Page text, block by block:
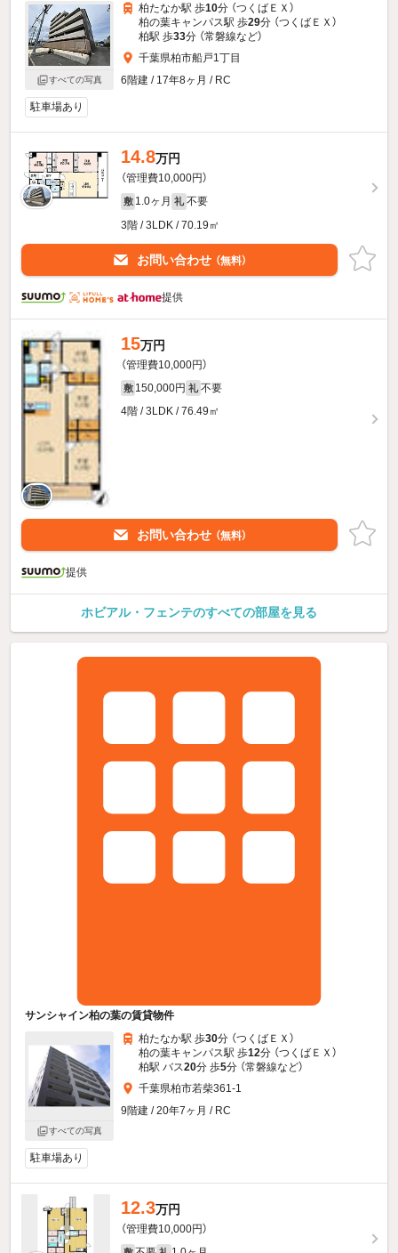
すべての写真
柏たなか駅 歩10分 （つくばＥＸ）
柏の葉キャンパス駅 歩29分 （つくばＥＸ）
柏駅 歩33分 （常磐線など）
千葉県柏市船戸1丁目
6階建 / 17年8ヶ月 / RC
駐車場あり
14.8万円
（管理費10,000円）
敷 1.0ヶ月 礼 不要
3階 / 3LDK / 70.19㎡
お問い合わせ （無料）
提供
15万円
（管理費10,000円）
敷 150,000円 礼 不要
4階 / 3LDK / 76.49㎡
お問い合わせ （無料）
提供
ホビアル・フェンテのすべての部屋を見る
サンシャイン柏の葉の賃貸物件
すべての写真
柏たなか駅 歩30分 （つくばＥＸ）
柏の葉キャンパス駅 歩12分 （つくばＥＸ）
柏駅 バス20分 歩5分 （常磐線など）
千葉県柏市若柴361-1
9階建 / 20年7ヶ月 / RC
駐車場あり
12.3万円
（管理費10,000円）